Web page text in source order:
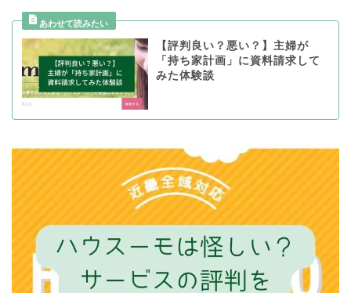
【評判良い？悪い？】主婦が
「持ち家計画」に資料請求して
みた体験談